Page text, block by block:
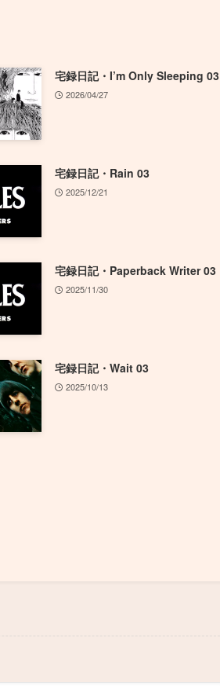
宅録日記・I’m Only Sleeping 03
2026/04/27
宅録日記・Rain 03
2025/12/21
宅録日記・Paperback Writer 03
2025/11/30
宅録日記・Wait 03
2025/10/13